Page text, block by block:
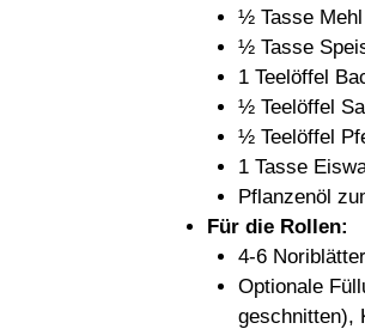
½ Tasse Mehl
½ Tasse
1 Teelöffel
½ Teelöffel
½ Teelöffel
1 Tasse
Pflanzenöl
Für die Rollen:
4-6 Noriblätter
Optionale
geschnitten),